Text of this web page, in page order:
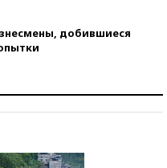
добившиеся